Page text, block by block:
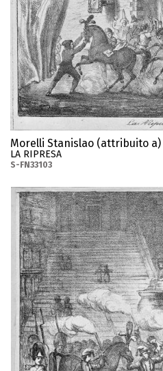
Morelli Stanislao (attribuito a)
LA RIPRESA
S-FN33103